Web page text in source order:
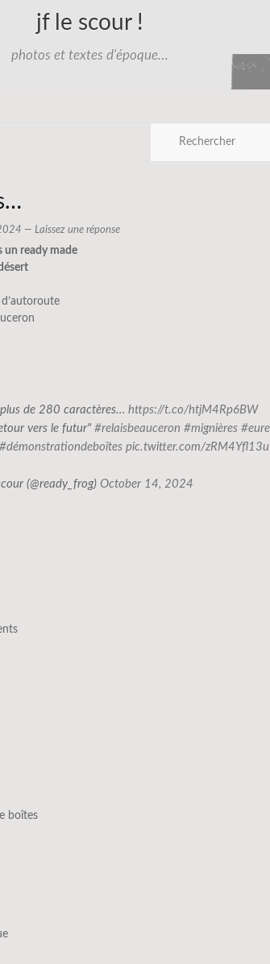
jf le scour !
photos et textes d'époque…
— Laissez une réponse
un ready made
de 280 caractères… https://t.co/htjM4Rp6BW
vers le futur" #relaisbeauceron #mignières
#démonstrationdeboîtes pic.twitter.com/zRM4Yfl13u
(@ready_frog) October 14, 2024
boîtes